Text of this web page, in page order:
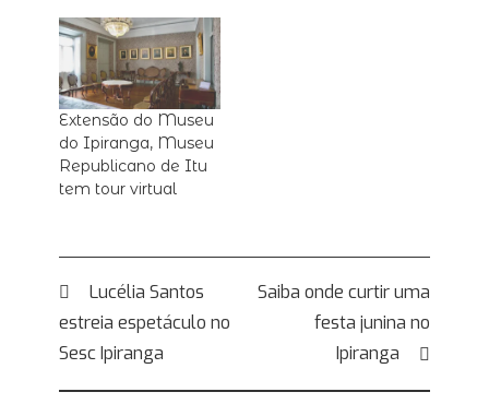
Extensão do Museu
do Ipiranga, Museu
Republicano de Itu
tem tour virtual
Navegação
de
Post
Lucélia Santos
estreia espetáculo no
Sesc Ipiranga
Saiba onde curtir uma
festa junina no
Ipiranga